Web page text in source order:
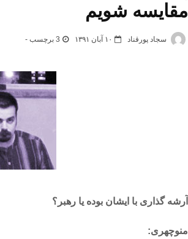
مقایسه شویم
سجاد پورقناد ۱۰ آبان ۱۳۹۱ 3 برچسب -
آرشه گذاری با ایشان بوده یا رهبر؟
منوچهری: